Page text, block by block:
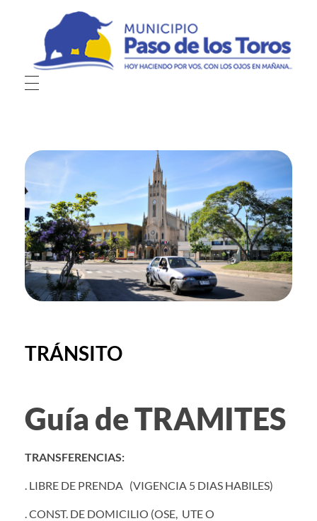
Municipio de Paso de los Toros
Hoy haciendo para vos, con los ojos en mañana
TRÁNSITO
Guía de TRAMITES
TRANSFERENCIAS:
. LIBRE DE PRENDA (VIGENCIA 5 DIAS HABILES)
. CONST. DE DOMICILIO (OSE, UTE O